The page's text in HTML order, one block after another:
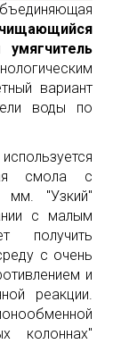
умягчитель
вариант
воды по
смола с
мм. "Узкий"
с малым
получить
с очень
и
реакции.
колоннах"